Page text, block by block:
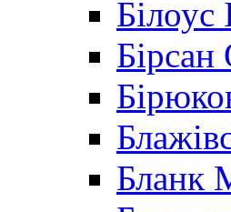
Білоус
Бірсан
Бланк